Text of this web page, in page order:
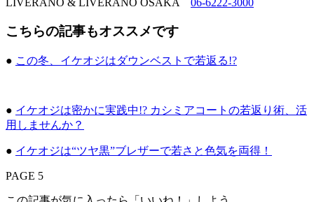
LIVERANO & LIVERANO OSAKA 06-6222-3000
こちらの記事もオススメです
● この冬、イケオジはダウンベストで若返る!?
● イケオジは密かに実践中!? カシミアコートの若返り術、活
用しませんか？
● イケオジは“ツヤ黒”ブレザーで若さと色気を両得！
PAGE 5